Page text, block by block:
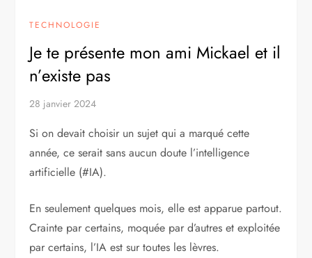
TECHNOLOGIE
Je te présente mon ami Mickael et il
n’existe pas
28 janvier 2024
Si on devait choisir un sujet qui a marqué cette
année, ce serait sans aucun doute l’intelligence
artificielle (#IA).
En seulement quelques mois, elle est apparue partout.
Crainte par certains, moquée par d’autres et exploitée
par certains, l’IA est sur toutes les lèvres.